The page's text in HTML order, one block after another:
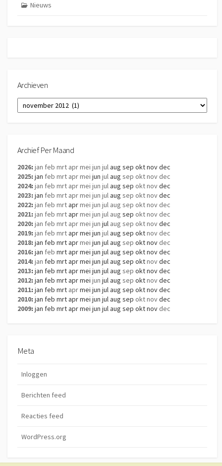
Nieuws
Archieven
Archieven
Archief Per Maand
2026: jan feb mrt aprmei jun julaug sep oktnovdec
2025: jan feb mrt aprmei jun julaug sep oktnov dec
2024: jan feb mrt aprmei jun julaug sep oktnovdec
2023: jan feb mrt aprmei jun julaug sep oktnovdec
2022: jan feb mrtaprmei jun jul aug sep oktnov dec
2021: jan feb mrtaprmei jun jul aug sep oktnov dec
2020: jan feb mrt aprmei jun jul aug sep oktnovdec
2019: jan feb mrtaprmei jun julaug sep oktnov dec
2018: jan feb mrtaprmei jun julaug sep oktnov dec
2016: jan feb mrtaprmei jun julaug sep oktnovdec
2014: jan feb mrtaprmei jun julaug sep oktnovdec
2013: jan feb mrtaprmei jun julaug sep oktnovdec
2012: jan feb mrtaprmei jun julaug sep oktnovdec
2011: jan feb mrt aprmei jun julaug sep oktnovdec
2010: jan feb mrtaprmei jun julaug sep oktnovdec
2009: jan feb mrtaprmei jun julaug sep oktnov dec
Meta
Inloggen
Berichten feed
Reacties feed
WordPress.org